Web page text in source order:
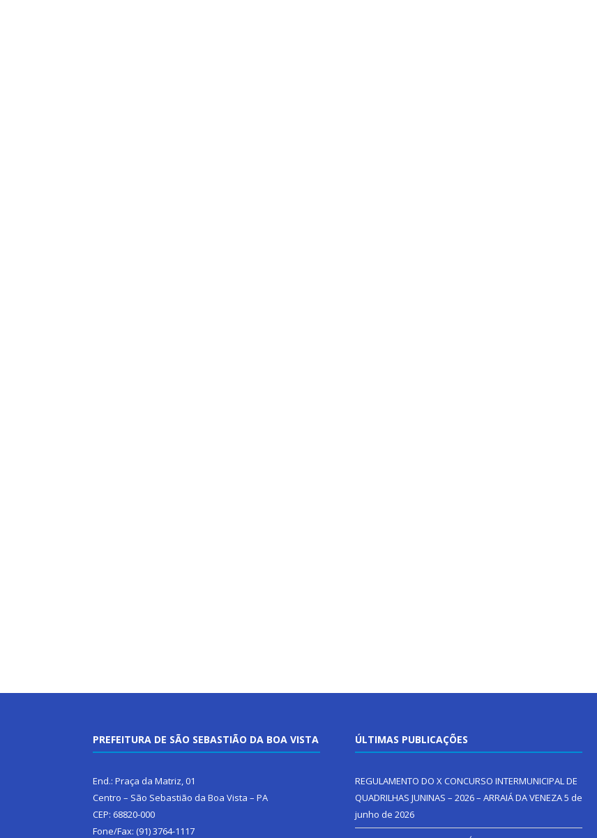
PREFEITURA DE SÃO SEBASTIÃO DA BOA VISTA
End.: Praça da Matriz, 01
Centro – São Sebastião da Boa Vista – PA
CEP: 68820-000
Fone/Fax: (91) 3764-1117
ÚLTIMAS PUBLICAÇÕES
REGULAMENTO DO X CONCURSO INTERMUNICIPAL DE
QUADRILHAS JUNINAS – 2026 – ARRAIÁ DA VENEZA5 de
junho de 2026